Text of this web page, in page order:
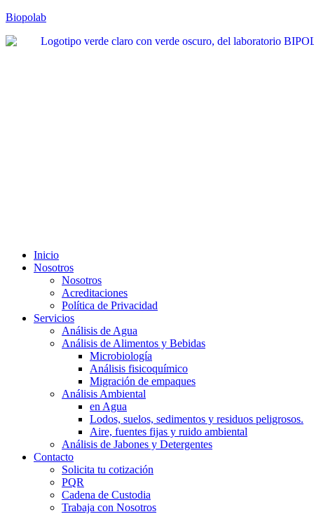
Biopolab
Inicio
Nosotros
Nosotros
Acreditaciones
Política de Privacidad
Servicios
Análisis de Agua
Análisis de Alimentos y Bebidas
Microbiología
Análisis fisicoquímico
Migración de empaques
Análisis Ambiental
en Agua
Lodos, suelos, sedimentos y residuos peligrosos.
Aire, fuentes fijas y ruido ambiental
Análisis de Jabones y Detergentes
Contacto
Solicita tu cotización
PQR
Cadena de Custodia
Trabaja con Nosotros